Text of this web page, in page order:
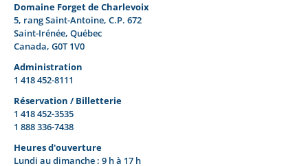
Domaine Forget de Charlevoix
5, rang Saint-Antoine, C.P. 672
Saint-Irénée, Québec
Canada, G0T 1V0
Administration
1 418 452-8111
Réservation / Billetterie
1 418 452-3535
1 888 336-7438
Heures d'ouverture
Lundi au dimanche : 9 h à 17 h